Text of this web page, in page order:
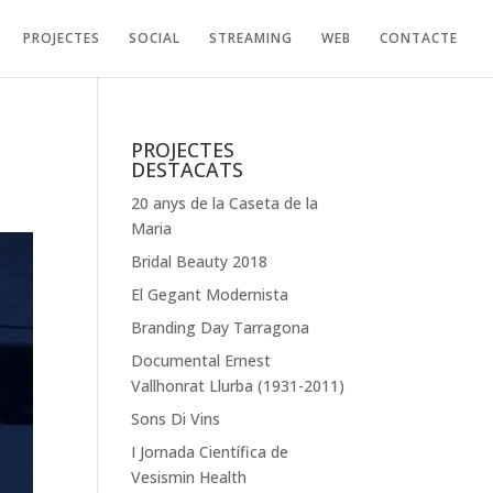
PROJECTES SOCIAL STREAMING WEB CONTACTE
PROJECTES
DESTACATS
20 anys de la Caseta de la
Maria
Bridal Beauty 2018
El Gegant Modernista
Branding Day Tarragona
Documental Ernest
Vallhonrat Llurba (1931-2011)
Sons Di Vins
I Jornada Científica de
Vesismin Health